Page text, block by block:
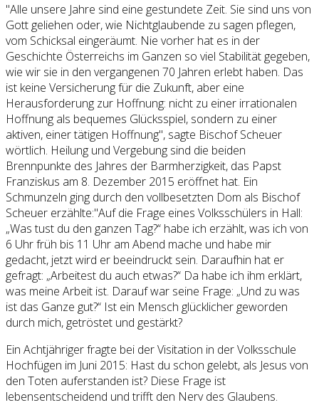
"Alle unsere Jahre sind eine gestundete Zeit. Sie sind uns von
Gott geliehen oder, wie Nichtglaubende zu sagen pflegen,
vom Schicksal eingeräumt. Nie vorher hat es in der
Geschichte Österreichs im Ganzen so viel Stabilität gegeben,
wie wir sie in den vergangenen 70 Jahren erlebt haben. Das
ist keine Versicherung für die Zukunft, aber eine
Herausforderung zur Hoffnung: nicht zu einer irrationalen
Hoffnung als bequemes Glücksspiel, sondern zu einer
aktiven, einer tätigen Hoffnung", sagte Bischof Scheuer
wörtlich. Heilung und Vergebung sind die beiden
Brennpunkte des Jahres der Barmherzigkeit, das Papst
Franziskus am 8. Dezember 2015 eröffnet hat. Ein
Schmunzeln ging durch den vollbesetzten Dom als Bischof
Scheuer erzählte:"Auf die Frage eines Volksschülers in Hall:
„Was tust du den ganzen Tag?“ habe ich erzählt, was ich von
6 Uhr früh bis 11 Uhr am Abend mache und habe mir
gedacht, jetzt wird er beeindruckt sein. Daraufhin hat er
gefragt: „Arbeitest du auch etwas?“ Da habe ich ihm erklärt,
was meine Arbeit ist. Darauf war seine Frage: „Und zu was
ist das Ganze gut?“ Ist ein Mensch glücklicher geworden
durch mich, getröstet und gestärkt?
Ein Achtjähriger fragte bei der Visitation in der Volksschule
Hochfügen im Juni 2015: Hast du schon gelebt, als Jesus von
den Toten auferstanden ist? Diese Frage ist
lebensentscheidend und trifft den Nerv des Glaubens.